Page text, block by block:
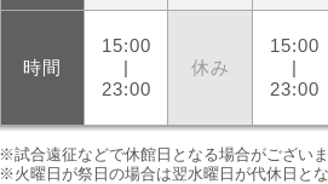
時間
15:00
23:00
休み
15:00
23:00
※試合遠征などで休館日となる場合がございま
※火曜日が祭日の場合は翌水曜日が代休日とな